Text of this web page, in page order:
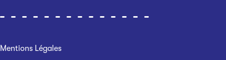
Mentions Légales